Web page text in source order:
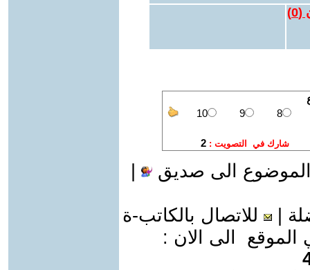
(
0
)
الى صديق
للاتصال بالكاتب-ة
الى الان :